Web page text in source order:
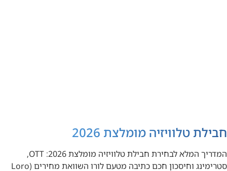
חבילת טלוויזיה מומלצת 2026
המדריך המלא לבחירת חבילת טלוויזיה מומלצת 2026: OTT,
סטרימינג וחיסכון חכם כתיבה מטעם לורו השוואת מחירים (Loro